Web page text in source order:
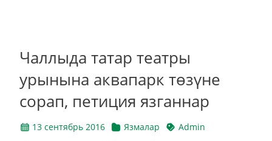
Чаллыда татар театры
урынына аквапарк төзүне
сорап, петиция язганнар
13 сентябрь 2016 Язмалар Admin